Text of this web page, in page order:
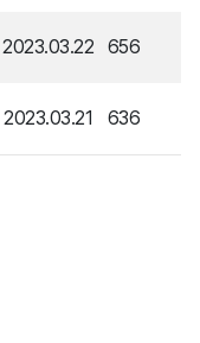
2023.03.22 656
2023.03.21 636